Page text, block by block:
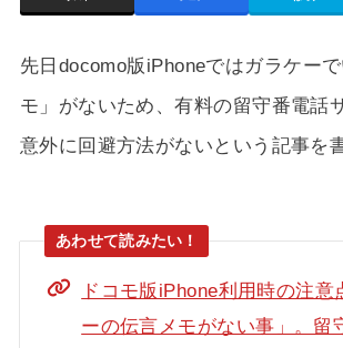
先日docomo版iPhoneではガラケー
モ」がないため、有料の留守番電話
意外に回避方法がないという記事を
ドコモ版iPhone利用時の注意
ーの伝言メモがない事」。留